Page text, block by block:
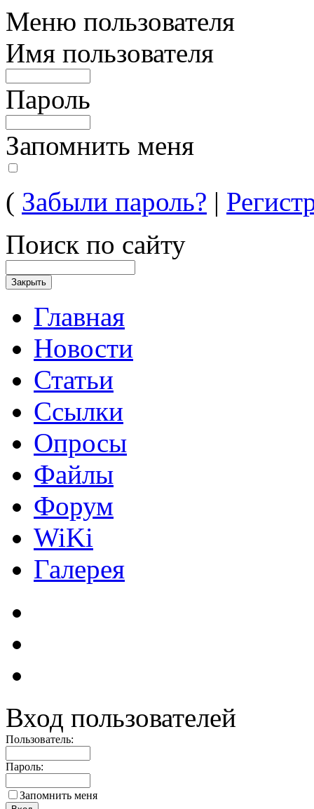
Меню пользователя
Имя пользователя
Пароль
Запомнить меня
( Забыли пароль? |
Поиск по сайту
Главная
Новости
Статьи
Ссылки
Опросы
Файлы
Форум
WiKi
Галерея
Вход пользователей
Пользователь:
Пароль:
Запомнить меня